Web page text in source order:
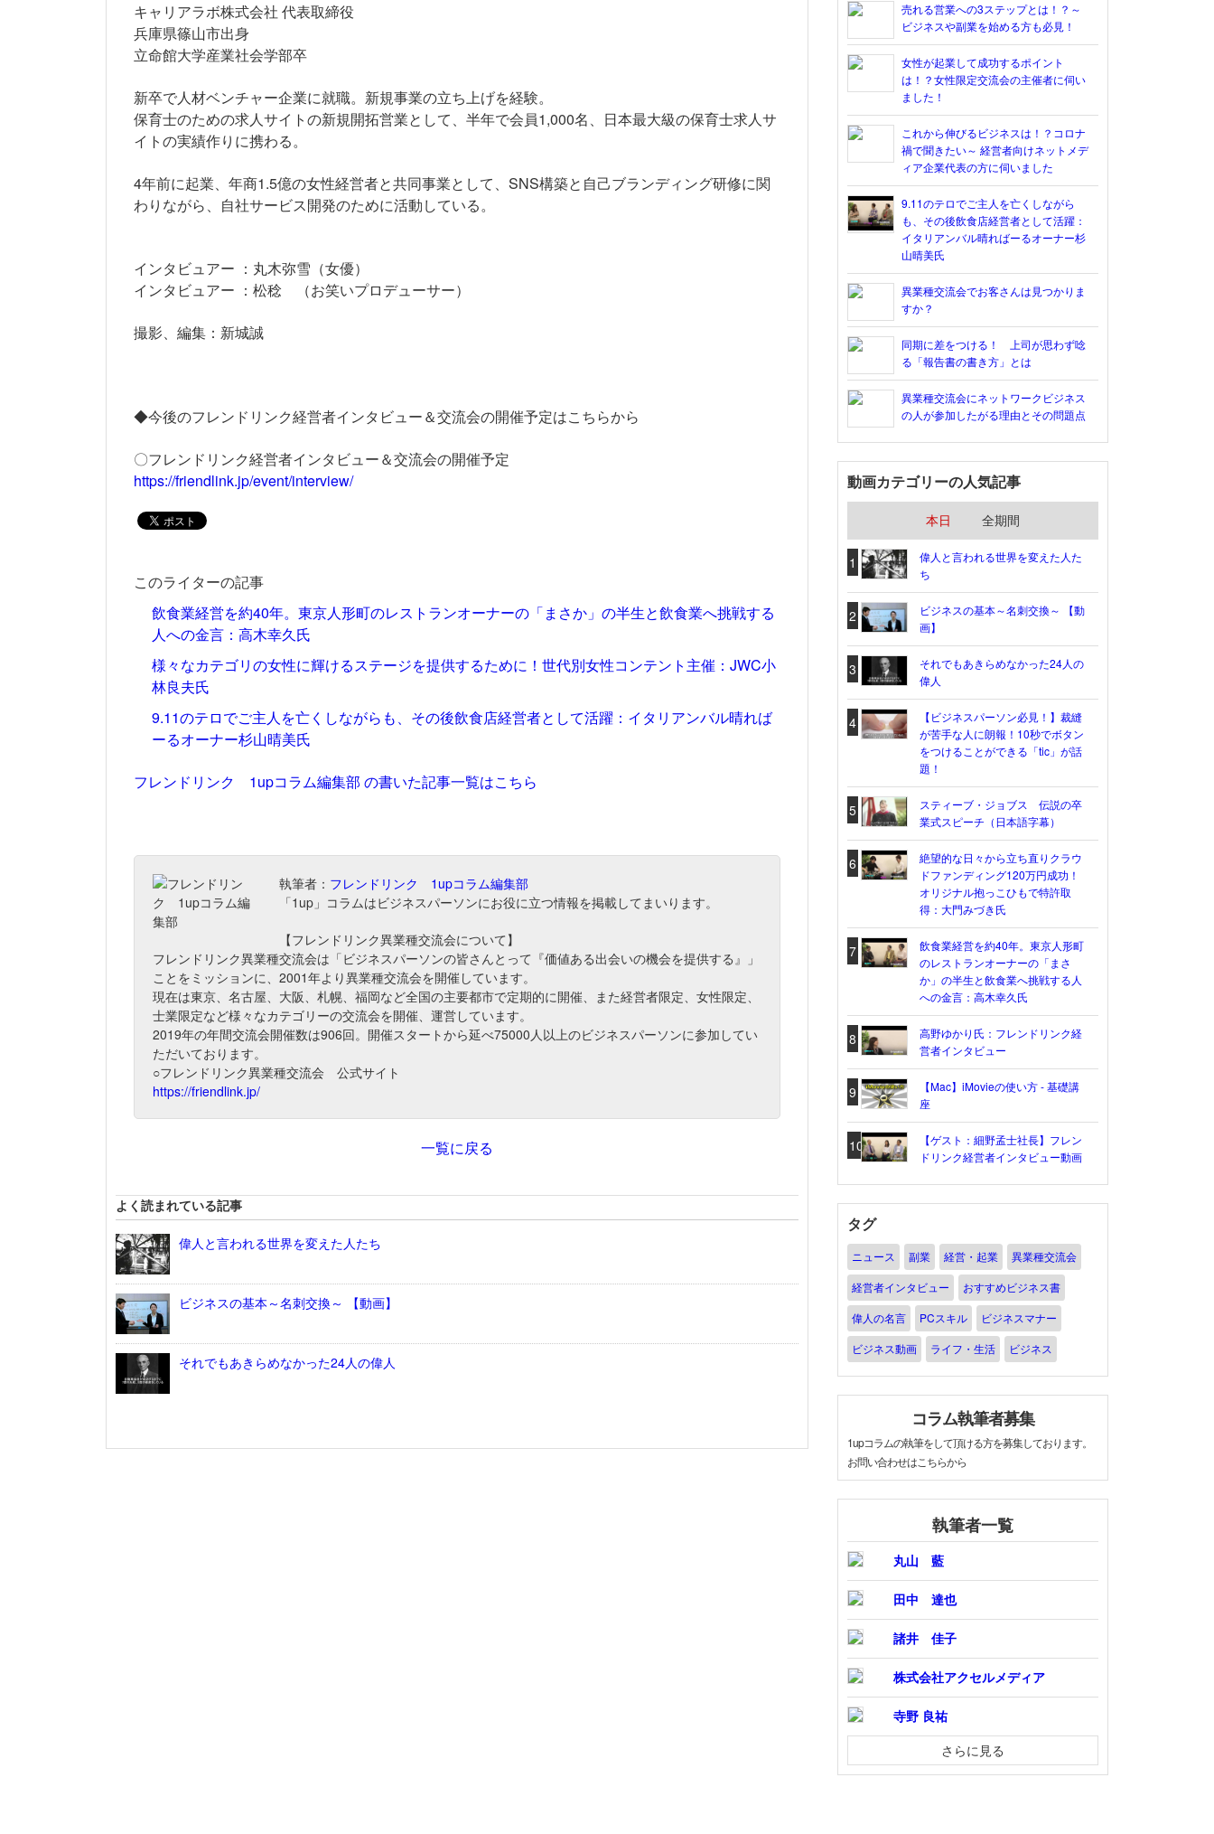
キャリアラボ株式会社 代表取締役
兵庫県篠山市出身
立命館大学産業社会学部卒
新卒で人材ベンチャー企業に就職。新規事業の立ち上げを経験。
保育士のための求人サイトの新規開拓営業として、半年で会員1,000名、日本最大級の保育士求人サ
イトの実績作りに携わる。
4年前に起業、年商1.5億の女性経営者と共同事業として、SNS構築と自己ブランディング研修に関
わりながら、自社サービス開発のために活動している。
インタビュアー ：丸木弥雪（女優）
インタビュアー ：松稔 （お笑いプロデューサー）
撮影、編集：新城誠
◆今後のフレンドリンク経営者インタビュー＆交流会の開催予定はこちらから
〇フレンドリンク経営者インタビュー＆交流会の開催予定
https://friendlink.jp/event/interview/
このライターの記事
飲食業経営を約40年。東京人形町のレストランオーナーの「まさか」の半生と飲食業へ挑戦する
人への金言：高木幸久氏
様々なカテゴリの女性に輝けるステージを提供するために！世代別女性コンテント主催：JWC小
林良夫氏
9.11のテロでご主人を亡くしながらも、その後飲食店経営者として活躍：イタリアンバル晴れば
ーるオーナー杉山晴美氏
フレンドリンク 1upコラム編集部 の書いた記事一覧はこちら
執筆者： フレンドリンク 1upコラム編集部
「1up」コラムはビジネスパーソンにお役に立つ情報を掲載してまいります。
【フレンドリンク異業種交流会について】
フレンドリンク異業種交流会は「ビジネスパーソンの皆さんとって『価値ある出会いの機会を提供する』」
ことをミッションに、2001年より異業種交流会を開催しています。
現在は東京、名古屋、大阪、札幌、福岡など全国の主要都市で定期的に開催、また経営者限定、女性限定、
士業限定など様々なカテゴリーの交流会を開催、運営しています。
2019年の年間交流会開催数は906回。開催スタートから延べ75000人以上のビジネスパーソンに参加してい
ただいております。
○フレンドリンク異業種交流会 公式サイト
https://friendlink.jp/
一覧に戻る
よく読まれている記事
偉人と言われる世界を変えた人たち
ビジネスの基本～名刺交換～ 【動画】
それでもあきらめなかった24人の偉人
売れる営業への3ステップとは！？～
ビジネスや副業を始める方も必見！
女性が起業して成功するポイント
は！？女性限定交流会の主催者に伺い
ました！
これから伸びるビジネスは！？コロナ
禍で聞きたい～ 経営者向けネットメデ
ィア企業代表の方に伺いました
9.11のテロでご主人を亡くしながら
も、その後飲食店経営者として活躍：
イタリアンバル晴ればーるオーナー杉
山晴美氏
異業種交流会でお客さんは見つかりま
すか？
同期に差をつける！ 上司が思わず唸
る「報告書の書き方」とは
異業種交流会にネットワークビジネス
の人が参加したがる理由とその問題点
動画カテゴリーの人気記事
本日 全期間
1
偉人と言われる世界を変えた人た
ち
2
ビジネスの基本～名刺交換～ 【動
画】
3
それでもあきらめなかった24人の
偉人
4
【ビジネスパーソン必見！】裁縫
が苦手な人に朗報！10秒でボタン
をつけることができる「tic」が話
題！
5
スティーブ・ジョブス 伝説の卒
業式スピーチ（日本語字幕）
6
絶望的な日々から立ち直りクラウ
ドファンディング120万円成功！
オリジナル抱っこひもで特許取
得：大門みづき氏
7
飲食業経営を約40年。東京人形町
のレストランオーナーの「まさ
か」の半生と飲食業へ挑戦する人
への金言：高木幸久氏
8
高野ゆかり氏：フレンドリンク経
営者インタビュー
9
【Mac】iMovieの使い方 - 基礎講
座
10
【ゲスト：細野孟士社長】フレン
ドリンク経営者インタビュー動画
タグ
ニュース 副業 経営・起業
異業種交流会
経営者インタビュー
おすすめビジネス書
偉人の名言
PCスキル
ビジネスマナー
ビジネス動画
ライフ・生活 ビジネス
コラム執筆者募集
1upコラムの執筆をして頂ける方を募集しております。
お問い合わせはこちらから
執筆者一覧
丸山 藍
田中 達也
諸井 佳子
株式会社アクセルメディア
寺野 良祐
さらに見る